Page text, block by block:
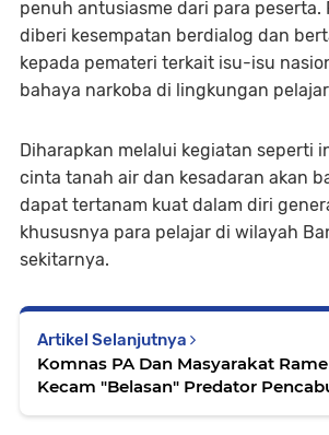
penuh antusiasme dari para peserta.
diberi kesempatan berdialog dan
kepada pemateri terkait isu-isu
bahaya narkoba di lingkungan
Diharapkan melalui kegiatan seperti
cinta tanah air dan kesadaran akan
dapat tertanam kuat dalam diri
khususnya para pelajar di wilayah
sekitarnya.
Artikel Selanjutnya
Komnas PA Dan Masyarakat
Kecam "Belasan" Predator